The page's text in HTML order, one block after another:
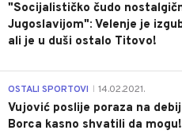
"Socijalističko čudo
Jugoslavijom": Velenje je
ali je u duši ostalo Titovo!
OSTALI SPORTOVI 14.02.2021.
Vujović poslije poraza na
Borca kasno shvatili da mogu!